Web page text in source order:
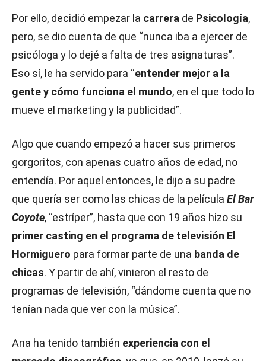
Por ello, decidió empezar la carrera de Psicología,
pero, se dio cuenta de que “nunca iba a ejercer de
psicóloga y lo dejé a falta de tres asignaturas”.
Eso sí, le ha servido para “entender mejor a la
gente y cómo funciona el mundo, en el que todo lo
mueve el marketing y la publicidad”.
Algo que cuando empezó a hacer sus primeros
gorgoritos, con apenas cuatro años de edad, no
entendía. Por aquel entonces, le dijo a su padre
que quería ser como las chicas de la película El Bar
Coyote, “estríper”, hasta que con 19 años hizo su
primer casting en el programa de televisión El
Hormiguero para formar parte de una banda de
chicas. Y partir de ahí, vinieron el resto de
programas de televisión, “dándome cuenta que no
tenían nada que ver con la música”.
Ana ha tenido también experiencia con el